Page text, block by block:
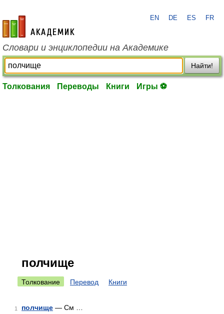
academic.ru
EN DE ES FR
Словари и энциклопедии на Академике
Найти!
Толкования Переводы Книги Игры ⚽
полчище
Толкование Перевод Книги
1 полчище — См …